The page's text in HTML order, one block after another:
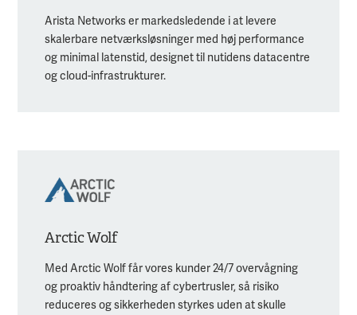
Arista Networks er markedsledende i at levere
skalerbare netværksløsninger med høj performance
og minimal latenstid, designet til nutidens datacentre
og cloud-infrastrukturer.
Arctic Wolf
Med Arctic Wolf får vores kunder 24/7 overvågning
og proaktiv håndtering af cybertrusler, så risiko
reduceres og sikkerheden styrkes uden at skulle